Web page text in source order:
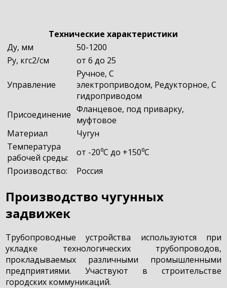
Технические характеристики
Ду, мм
50-1200
Ру, кгс2/см
от 6 до 25
Управление
Ручное, С
электроприводом, Редукторное, С
гидроприводом
Присоединение Фланцевое, под приварку,
муфтовое
Материал
Чугун
Температура
рабочей среды:
от -20⁰C до +150⁰C
Производство:
Россия
Производство чугунных
задвижек
Трубопроводные устройства используются при
укладке технологических трубопроводов,
прокладываемых различными промышленными
предприятиями. Участвуют в строительстве
городских коммуникаций.